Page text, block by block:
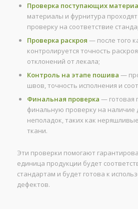
Проверка поступающих
материалы и фурнитура
проверку на соответствие
Проверка раскроя — после того
контролируется точность
отклонений от лекала;
Контроль на этапе пошива —
швов, точность исполнения и
Финальная проверка — готовая
финальную проверку на наличие
неполадок, таких как
ткани.
Эти проверки помогают
единица продукции будет
стандартам и будет готова к
дефектов.